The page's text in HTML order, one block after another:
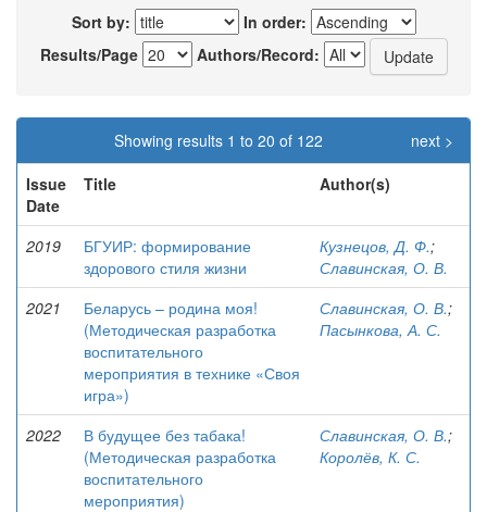
Sort by:
In order:
Results/Page
Authors/Record:
Showing results 1 to 20 of 122
next >
Issue
Date
Title Author(s)
2019
БГУИР: формирование
здорового стиля жизни
Кузнецов, Д. Ф.;
Славинская, О. В.
2021
Беларусь – родина моя!
(Методическая разработка
воспитательного
мероприятия в технике «Своя
игра»)
Славинская, О. В.;
Пасынкова, А. С.
2022
В будущее без табака!
(Методическая разработка
воспитательного
мероприятия)
Славинская, О. В.;
Королёв, К. С.